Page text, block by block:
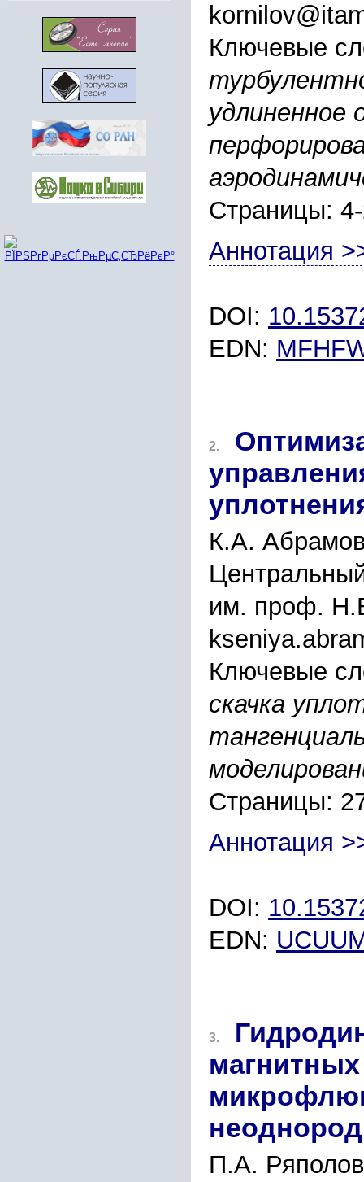
Ключевые
удлиненное
Страницы:
Аннотация
DOI:
EDN:
2.
К.А.
им. проф.
Ключевые
скачка
Страницы:
Аннотация
DOI:
EDN:
3.
П.А.